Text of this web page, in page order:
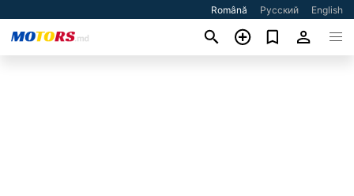
Română Русский English